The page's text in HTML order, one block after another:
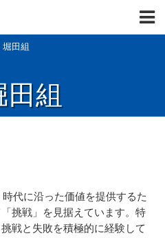
田組
田組
代に沿った価値を提供するた
挑戦」を見据えています。特
戦と失敗を積極的に経験して